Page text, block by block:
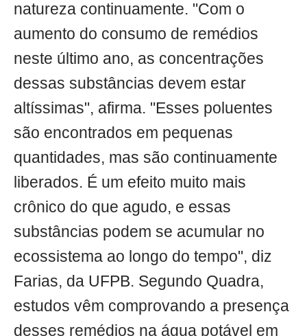
natureza continuamente. "Com o
aumento do consumo de remédios
neste último ano, as concentrações
dessas substâncias devem estar
altíssimas", afirma. "Esses poluentes
são encontrados em pequenas
quantidades, mas são continuamente
liberados. É um efeito muito mais
crônico do que agudo, e essas
substâncias podem se acumular no
ecossistema ao longo do tempo", diz
Farias, da UFPB. Segundo Quadra,
estudos vêm comprovando a presença
desses remédios na água potável em